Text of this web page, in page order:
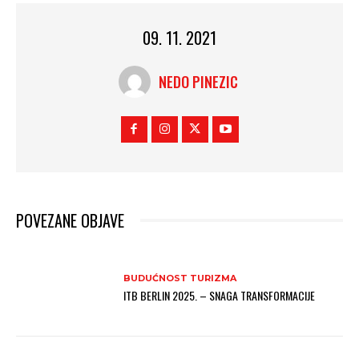
09. 11. 2021
NEDO PINEZIC
POVEZANE OBJAVE
BUDUĆNOST TURIZMA
ITB BERLIN 2025. – SNAGA TRANSFORMACIJE